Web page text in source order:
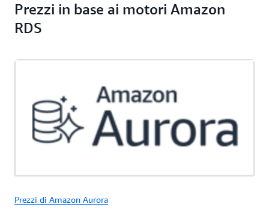
Prezzi in base ai motori Amazon
RDS
Prezzi di Amazon Aurora